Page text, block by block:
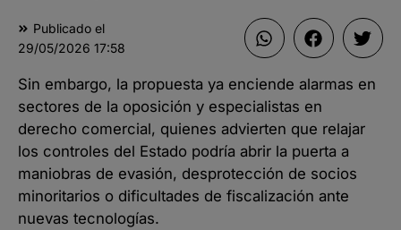
Publicado el
29/05/2026 17:58
Sin embargo, la propuesta ya enciende alarmas en
sectores de la oposición y especialistas en
derecho comercial, quienes advierten que relajar
los controles del Estado podría abrir la puerta a
maniobras de evasión, desprotección de socios
minoritarios o dificultades de fiscalización ante
nuevas tecnologías.